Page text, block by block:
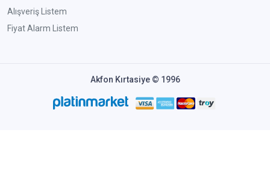
Alışveriş Listem
Fiyat Alarm Listem
Akfon Kırtasiye © 1996